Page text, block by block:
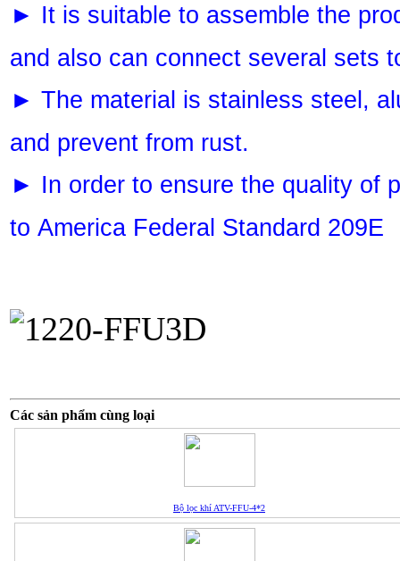
► It is suitable to assemble the
and also can connect several sets
► The material is stainless steel,
and prevent from rust.
► In order to ensure the quality of
to America Federal Standard 209E
Các sản phẩm cùng loại
Bộ lọc khí ATV-FFU-4*2